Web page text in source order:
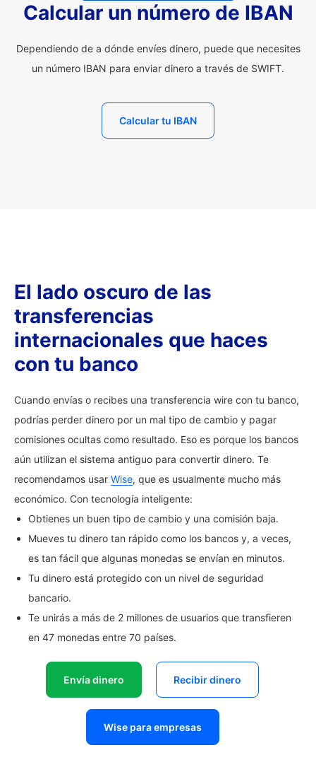
Calcular un número de IBAN
Dependiendo de a dónde envíes dinero, puede que necesites
un número IBAN para enviar dinero a través de SWIFT.
Calcular tu IBAN
El lado oscuro de las
transferencias
internacionales que haces
con tu banco
Cuando envías o recibes una transferencia wire con tu banco,
podrías perder dinero por un mal tipo de cambio y pagar
comisiones ocultas como resultado. Eso es porque los bancos
aún utilizan el sistema antiguo para convertir dinero. Te
recomendamos usar Wise, que es usualmente mucho más
económico. Con tecnología inteligente:
Obtienes un buen tipo de cambio y una comisión baja.
Mueves tu dinero tan rápido como los bancos y, a veces,
es tan fácil que algunas monedas se envían en minutos.
Tu dinero está protegido con un nivel de seguridad
bancario.
Te unirás a más de 2 millones de usuarios que transfieren
en 47 monedas entre 70 países.
Envía dinero Recibir dinero
Wise para empresas